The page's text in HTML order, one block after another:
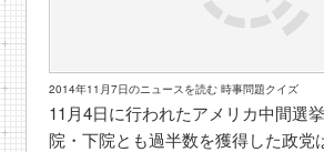
2014年11月7日のニュースを読む 時事問題クイズ
11月4日に行われたアメリカ中間選
院・下院とも過半数を獲得した政党